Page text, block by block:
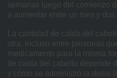
semanas luego del comienzo
a aumentar entre un mes y
La cantidad de caída del
otra, incluso entre personas
medicamento para la misma
de caída del cabello depende
y cómo se administró la dosis